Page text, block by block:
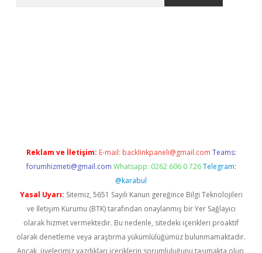
Reklam ve İletişim: E-mail: backlinkpaneli@gmail.com Teams:
forumhizmeti@gmail.com Whatsapp: 0262 606 0 726 Telegram:
@karabul
Yasal Uyarı: Sitemiz, 5651 Sayılı Kanun gereğince Bilgi Teknolojileri
ve İletişim Kurumu (BTK) tarafından onaylanmış bir Yer Sağlayıcı
olarak hizmet vermektedir. Bu nedenle, sitedeki içerikleri proaktif
olarak denetleme veya araştırma yükümlülüğümüz bulunmamaktadır.
Ancak, üyelerimiz yazdıkları içeriklerin sorumluluğunu taşımakta olup,